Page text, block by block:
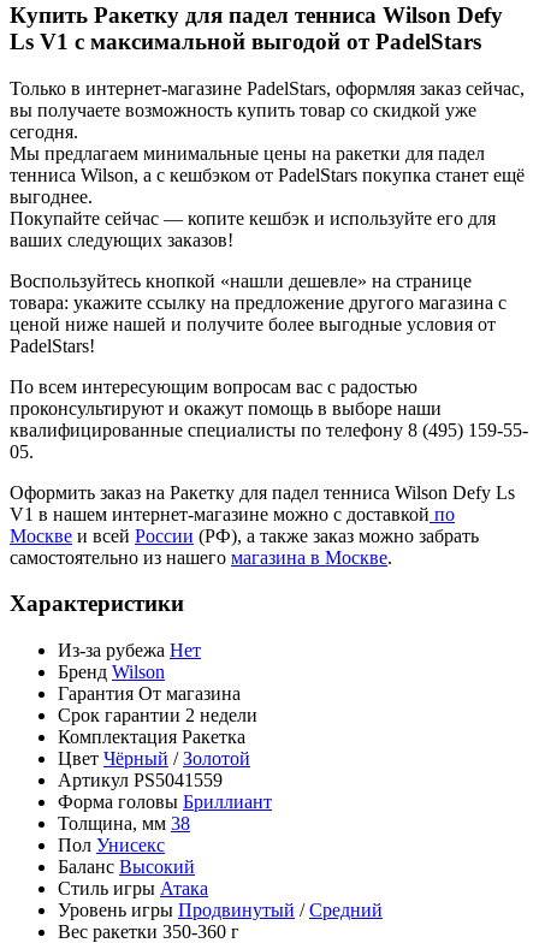
Купить Ракетку для падел тенниса Wilson Defy
Ls V1 с максимальной выгодой от PadelStars
Только в интернет-магазине PadelStars, оформляя заказ сейчас,
вы получаете возможность купить товар со скидкой уже
сегодня.
Мы предлагаем минимальные цены на ракетки для падел
тенниса Wilson, а с кешбэком от PadelStars покупка станет ещё
выгоднее.
Покупайте сейчас — копите кешбэк и используйте его для
ваших следующих заказов!
Воспользуйтесь кнопкой «нашли дешевле» на странице
товара: укажите ссылку на предложение другого магазина с
ценой ниже нашей и получите более выгодные условия от
PadelStars!
По всем интересующим вопросам вас с радостью
проконсультируют и окажут помощь в выборе наши
квалифицированные специалисты по телефону 8 (495) 159-55-
05.
Оформить заказ на Ракетку для падел тенниса Wilson Defy Ls
V1 в нашем интернет-магазине можно с доставкой по
Москве и всей России (РФ), а также заказ можно забрать
самостоятельно из нашего магазина в Москве.
Характеристики
Из-за рубежа Нет
Бренд Wilson
Гарантия От магазина
Срок гарантии 2 недели
Комплектация Ракетка
Цвет Чёрный /Золотой
Артикул PS5041559
Форма головы Бриллиант
Толщина, мм 38
Пол Унисекс
Баланс Высокий
Стиль игры Атака
Уровень игры Продвинутый /Средний
Вес ракетки 350-360 г